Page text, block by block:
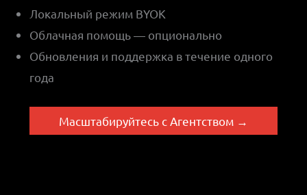
Локальный режим BYOK
Облачная помощь — опционально
Обновления и поддержка в течение одного
года
Масштабируйтесь с Агентством →